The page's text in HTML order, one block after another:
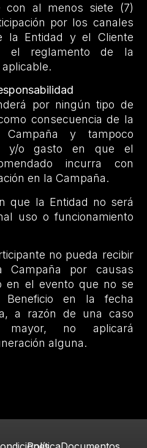
con al menos siete (7)
por los canales
la Entidad y el Cliente
el reglamento de la
por ningún tipo de
consecuencia de la
y tampoco
y/o gasto en que el
incurra con
en la Campaña.
que la Entidad no será
uso o funcionamiento
no pueda recibir
Campaña por causas
en el evento que no se
Beneficio en la fecha
a razón de una caso
no aplicará
alguna.